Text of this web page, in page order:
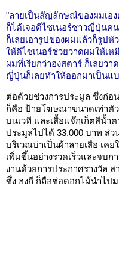
"ลายเป็นสัญลักษณ์ของผมเอ
ก็ได้เจอดีไซเนอร์ชาวญี่ปุ่นค
ก็เลยเอารูปของผมแล้วก็รูป
ให้ดีไซเนอร์ช่วยวาดผมให้เ
ผมที่เรียกว่าฮงสตาร์ ก็เลยว
ญี่ปุ่นก็เลยทำให้ออกมาเป็นแ
ต่อด้วยช่วงการประมูล ซึ่งก่
ก็คือ ป้ายโฆษณาขนาดเท่าตั
บนเวที และเสื้อแจ๊กเก็ตสีน้ำ
ประมูลไปได้ 33,000 บาท ส่ว
บริเวณบ่าเป็นผ้าลายเสือ เค
เพิ่มขึ้นอย่างรวดเร็วและจบ
งานด้วยการประกาศรางวัล
ซึ่ง ฮงกี ก็ถือช่อดอกไม้นำไป